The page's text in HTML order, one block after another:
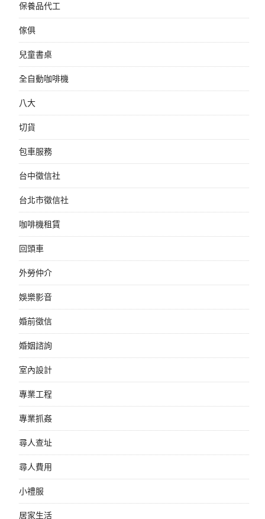
保養品代工
傢俱
兒童書桌
全自動咖啡機
八大
切貨
包車服務
台中徵信社
台北市徵信社
咖啡機租賃
回頭車
外勞仲介
娛樂影音
婚前徵信
婚姻諮詢
室內設計
專業工程
專業抓姦
尋人查址
尋人費用
小禮服
居家生活